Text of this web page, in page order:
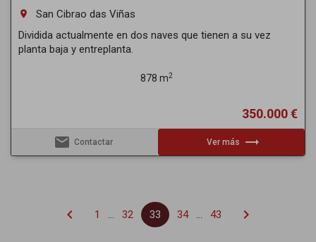
room
San Cibrao das Viñas
Dividida actualmente en dos naves que tienen a su vez
planta baja y entreplanta.
878 m2
350.000 €
email Contactar Ver más trending_flat
chevron_left 1 ... 32 33 34 ... 43 chevron_right